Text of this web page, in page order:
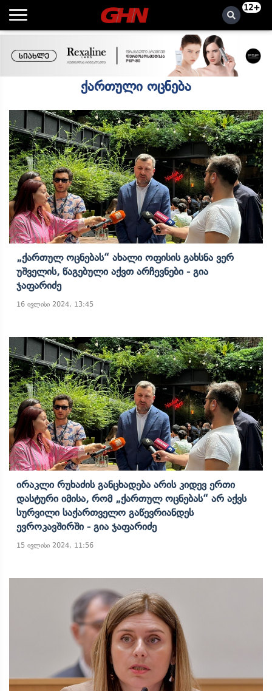
12+
ქართული ოცნება
„ქართულ Ოცნებას“ Ახალი Ოფისის Გახსნა Ვერ
Უშველის, Წაგებული Აქვთ Არჩევნები - Გია
Ჯაფარიძე
16 ივლისი 2024, 13:45
Ირაკლი Რუხაძის Განცხადება Არის Კიდევ Ერთი
Დასტური Იმისა, Რომ „ქართულ Ოცნებას“ Არ Აქვს
Სურვილი Საქართველო Გაწევრიანდეს
Ევროკავშირში - Გია Ჯაფარიძე
15 ივლისი 2024, 11:56